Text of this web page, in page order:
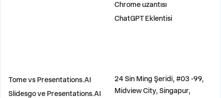
Chrome uzantısı
ChatGPT Eklentisi
Tome vs Presentations.AI
Slidesgo ve Presentations.AI
24 Sin Ming Şeridi, #03 -99,
Midview City, Singapur,